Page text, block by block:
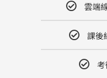
雲端
課後